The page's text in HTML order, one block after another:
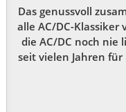
Das genussvoll
alle AC/DC-Klassiker
die AC/DC noch nie
seit vielen Jahren für